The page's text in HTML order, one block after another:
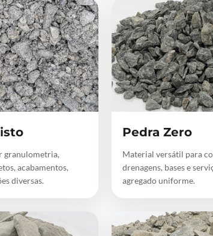
granulometria,
acabamentos,
diversas.
Pedra Zero
Material versátil para
drenagens, bases e
agregado uniforme.